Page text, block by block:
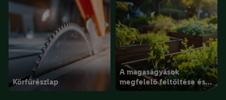
Körfűrészlap
A magaságyások
megfelelő feltöltése és
beültetése